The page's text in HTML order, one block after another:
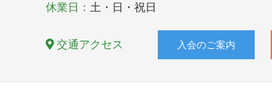
休業日： 土・日・祝日
交通アクセス 入会のご案内